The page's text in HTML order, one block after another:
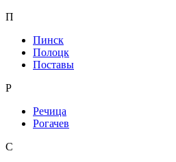
П
Пинск
Полоцк
Поставы
Р
Речица
Рогачев
С